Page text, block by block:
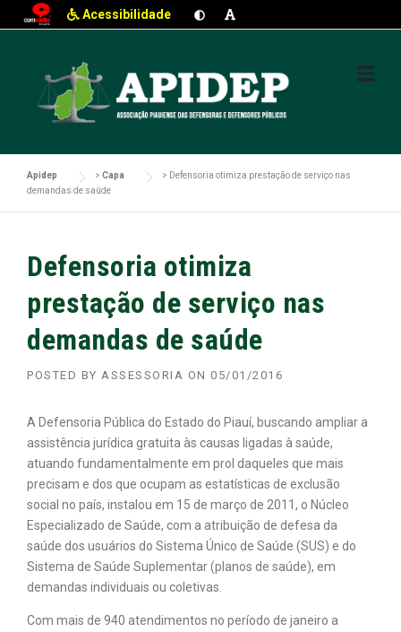
Acessibilidade
Apidep > Capa > Defensoria otimiza prestação de serviço nas
demandas de saúde
Defensoria otimiza
prestação de serviço nas
demandas de saúde
POSTED BY ASSESSORIA ON 05/01/2016
A Defensoria Pública do Estado do Piauí, buscando ampliar a
assistência jurídica gratuita às causas ligadas à saúde,
atuando fundamentalmente em prol daqueles que mais
precisam e dos que ocupam as estatísticas de exclusão
social no país, instalou em 15 de março de 2011, o Núcleo
Especializado de Saúde, com a atribuição de defesa da
saúde dos usuários do Sistema Único de Saúde (SUS) e do
Sistema de Saúde Suplementar (planos de saúde), em
demandas individuais ou coletivas.
Com mais de 940 atendimentos no período de janeiro a